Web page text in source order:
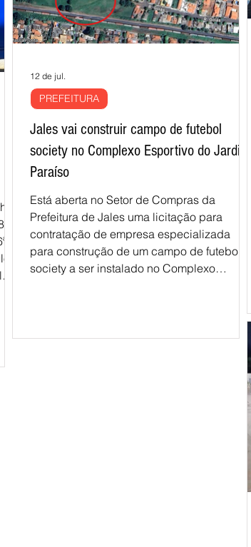
Jales vai construir campo de futebol
society no Complexo Esportivo do Jardim
Paraíso
Está aberta no Setor de Compras da
Prefeitura de Jales uma licitação para
contratação de empresa especializada
para construção de um campo de futebol
society a ser instalado no Complexo
todo o serviço de preparação do terreno. A
sessão de concorrência propriamente dita
vai se dar através da plataforma BLL (Bolsa
PREFEITURA
12 de jul.